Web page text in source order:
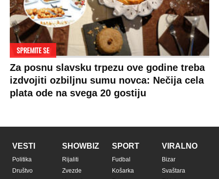
SPREMITE SE
Za posnu slavsku trpezu ove godine treba
izdvojiti ozbiljnu sumu novca: Nečija cela
plata ode na svega 20 gostiju
VESTI
Politika
Društvo
SHOWBIZ
Rijaliti
Zvezde
SPORT
Fudbal
Košarka
VIRALNO
Bizar
Svaštara